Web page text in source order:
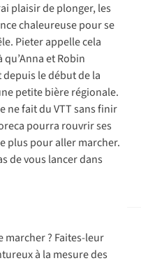
plaisir de plonger, les
chaleureuse pour se
Pieter appelle cela
qu’Anna et Robin
le début de la
petite bière régionale.
ne fait du VTT sans finir
pourra rouvrir ses
plus pour aller marcher.
de vous lancer dans
marcher ? Faites-leur
à la mesure des